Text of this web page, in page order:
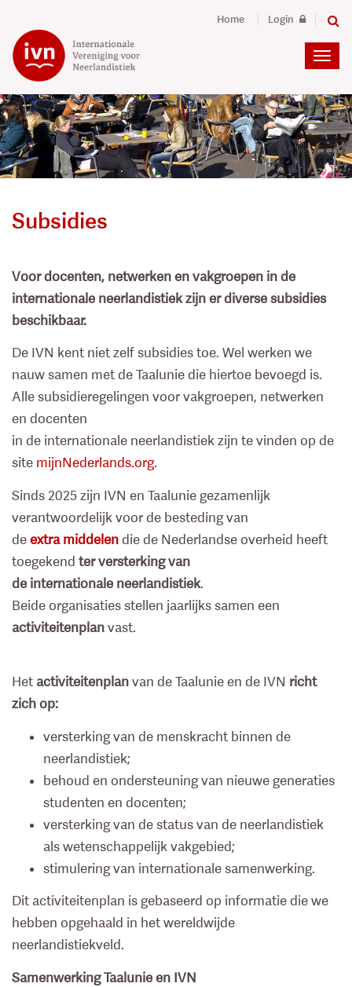
Home Login
Subsidies
Voor docenten, netwerken en vakgroepen in de
internationale neerlandistiek zijn er diverse subsidies
beschikbaar.
De IVN kent niet zelf subsidies toe. Wel werken we
nauw samen met de Taalunie die hiertoe bevoegd is.
Alle subsidieregelingen voor vakgroepen, netwerken
en docenten
in de internationale neerlandistiek zijn te vinden op de
site mijnNederlands.org.
Sinds 2025 zijn IVN en Taalunie gezamenlijk
verantwoordelijk voor de besteding van
deextra middelendie de Nederlandse overheid heeft
toegekend ter versterking van
de internationale neerlandistiek.
Beide organisaties stellen jaarlijks samen een
activiteitenplanvast.
Het activiteitenplanvan de Taalunie en de IVN richt
zich op:
versterking van de menskracht binnen de
neerlandistiek;
behoud en ondersteuning van nieuwe generaties
studenten en docenten;
versterking van de status van de neerlandistiek
als wetenschappelijk vakgebied;
stimulering van internationale samenwerking.
Dit activiteitenplan is gebaseerd op informatie die we
hebben opgehaald in het wereldwijde
neerlandistiekveld.
Samenwerking Taalunie en IVN